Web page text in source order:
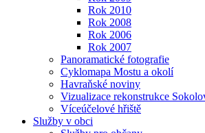
Rok 2010
Rok 2008
Rok 2006
Rok 2007
Panoramatické fotografie
Cyklomapa Mostu a okolí
Havraňské noviny
Vizualizace rekonstrukce
Víceúčelové hřiště
Služby v obci